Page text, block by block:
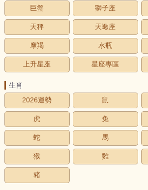
巨蟹 獅子座
天秤 天蠍座
摩羯 水瓶
上升星座 星座專區
生肖
2026運勢
鼠
虎 兔
蛇 馬
猴 雞
豬